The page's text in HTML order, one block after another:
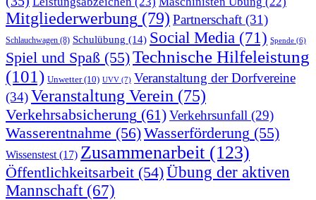
Mitgliederwerbung (79) Partnerschaft (31)
Schlauchwagen (8) Schulübung (14) Social Media (71) Spende (6)
Spiel und Spaß (55)Technische Hilfeleistung
(101) Unwetter(10) UVV (7) Veranstaltung der Dorfvereine
(34)Veranstaltung Verein (75)
Verkehrsabsicherung (61)Verkehrsunfall (29)
Wasserentnahme (56)Wasserförderung (55)
Wissenstest (17) Zusammenarbeit (123)
Öffentlichkeitsarbeit (54)Übung der aktiven
Mannschaft (67)